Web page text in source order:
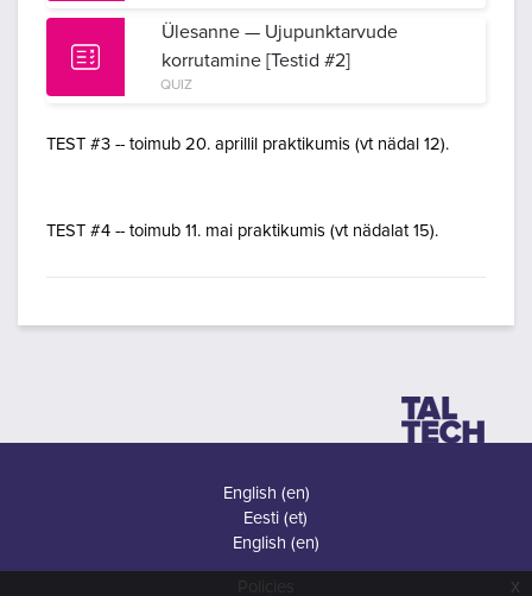
x
Ülesanne — Ujupunktarvude
korrutamine [Testid #2]
QUIZ
TEST #3 -- toimub 20. aprillil praktikumis (vt nädal 12).
TEST #4 -- toimub 11. mai praktikumis (vt nädalat 15).
English ‎(en)‎
Eesti ‎(et)‎
English ‎(en)‎